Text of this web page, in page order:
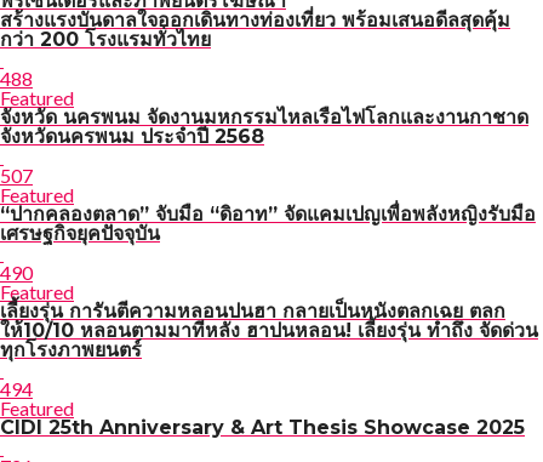
สร้างแรงบันดาลใจออกเดินทางท่องเที่ยว พร้อมเสนอดีลสุดคุ้ม
กว่า 200 โรงแรมทั่วไทย
488
Featured
จังหวัด นครพนม จัดงานมหกรรมไหลเรือไฟโลกและงานกาชาด
จังหวัดนครพนม ประจำปี 2568
507
Featured
“ปากคลองตลาด” จับมือ “ดิอาท” จัดแคมเปญเพื่อพลังหญิงรับมือ
เศรษฐกิจยุคปัจจุบัน
490
Featured
เลี้ยงรุ่น การันตีความหลอนปนฮา กลายเป็นหนังตลกเฉย ตลก
ให้10/10 หลอนตามมาทีหลัง ฮาปนหลอน! เลี้ยงรุ่น ทำถึง จัดด่วน
ทุกโรงภาพยนตร์
494
Featured
CIDI 25th Anniversary & Art Thesis Showcase 2025